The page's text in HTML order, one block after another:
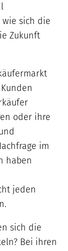
wie sich die
Zukunft
oder ihre
im
haben
jeden
sich die
Bei ihren